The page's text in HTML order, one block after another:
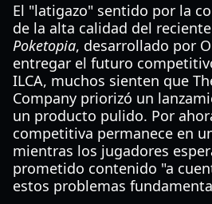
El "latigazo" sentido por la
de la alta calidad del reciente
Poketopia, desarrollado por
entregar el futuro
ILCA, muchos sienten que
Company priorizó un
un producto pulido. Por
competitiva permanece en
mientras los jugadores
prometido contenido "a
estos problemas